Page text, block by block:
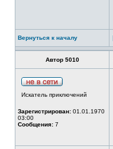
Вернуться к началу
Автор 5010
Искатель приключений
Зарегистрирован: 01.01.1970
03:00
Сообщения: 7